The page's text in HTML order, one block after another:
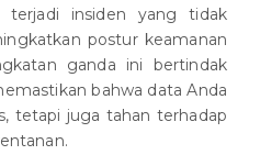
terjadi insiden yang tidak
postur keamanan
ganda ini bertindak
bahwa data Anda
tetapi juga tahan terhadap